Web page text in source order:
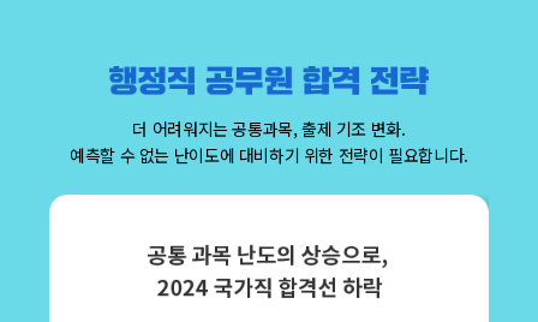
더 어려워지는 공통과목, 출제 기조 변화.
예측할 수 없는 난이도에 대비하기 위한 전략이 필요합니다.